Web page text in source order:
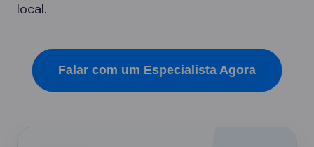
local.
Falar com um Especialista Agora